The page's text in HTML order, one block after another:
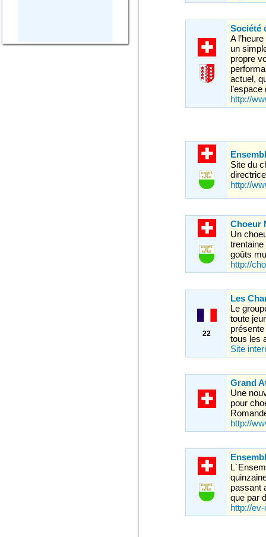
Société
A
un
propre
actuel,
http://
Site du
http://
Choeur
Un
goûts
http://
22
Les
Le
toute
tous les
Site
Grand
Une
pour
http://
passant
que par
http://